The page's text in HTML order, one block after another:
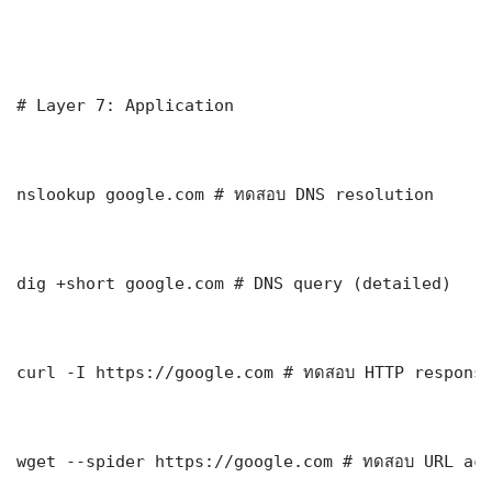
# Layer 7: Application
nslookup google.com # ทดสอบ DNS resolution
dig +short google.com # DNS query (detailed)
curl -I https://google.com # ทดสอบ HTTP
wget --spider https://google.com # ทดสอบ URL